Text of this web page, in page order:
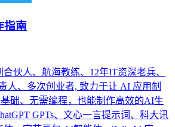
指南
伙人、航海教练、12年IT资深老兵、
人、多次创业者, 致力于让 AI 应用制
础、无需编程，也能制作高效的AI生
GPTs、文心一言提示词、科大讯